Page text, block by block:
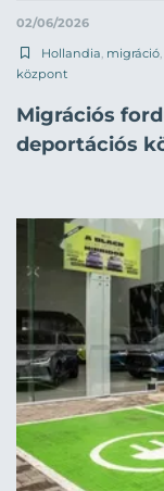
02/06/2026
Hollandia, migráció,
központ
Migrációs
deportációs